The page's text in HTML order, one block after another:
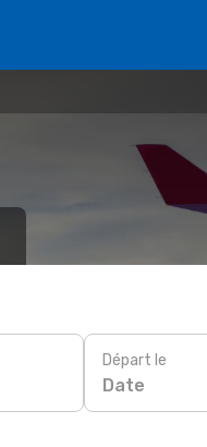
Départ le
Date